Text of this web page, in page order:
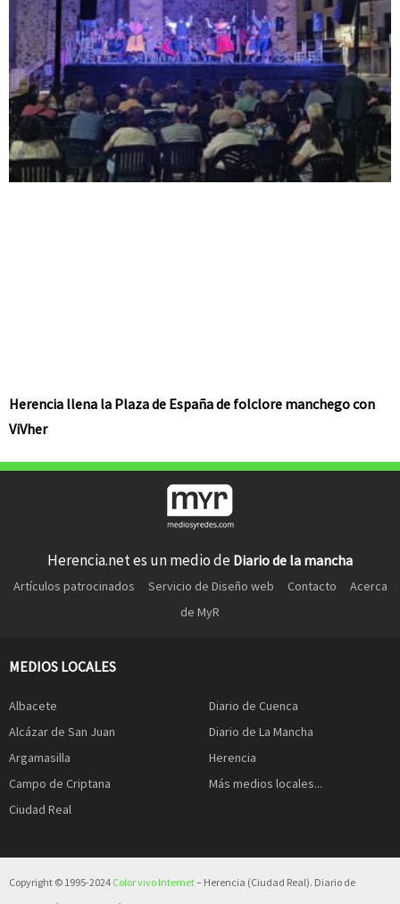
Herencia llena la Plaza de España de folclore manchego con
ViVher
Herencia.net es un medio de Diario de la mancha
Artículos patrocinados Servicio de Diseño web Contacto
Acerca
de MyR
MEDIOS LOCALES
Albacete
Alcázar de San Juan
Argamasilla
Campo de Criptana
Ciudad Real
Diario de Cuenca
Diario de La Mancha
Herencia
Más medios locales...
Copyright © 1995-2024 Color vivo Internet– Herencia (Ciudad Real). Diario de